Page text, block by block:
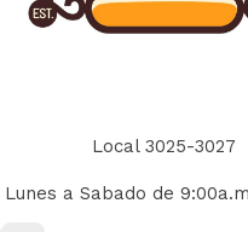
Local 3025-3027
Lunes a Sabado de